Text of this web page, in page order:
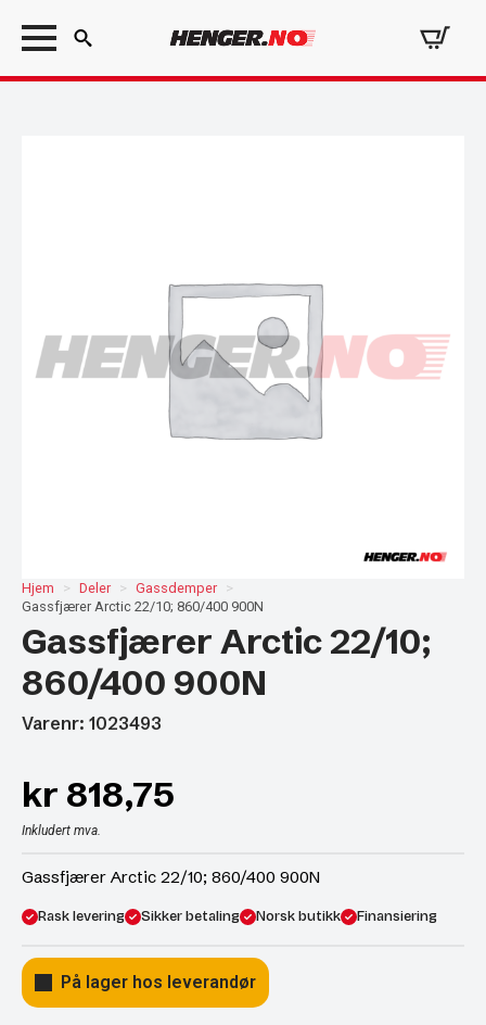
Search
Hjem Deler
Gassdemper
Gassfjærer Arctic 22/10; 860/400 900N
Gassfjærer Arctic 22/10;
860/400 900N
Varenr: 1023493
kr 818,75
Inkludert mva.
Gassfjærer Arctic 22/10; 860/400 900N
Rask levering Sikker betaling Norsk butikk Finansiering
På lager hos leverandør